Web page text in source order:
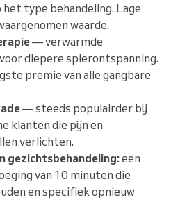
type behandeling. Lage
waarde.
— verwarmde
diepere spierontspanning.
premie van alle gangbare
— steeds populairder bij
klanten die pijn en
verlichten.
gezichtsbehandeling:een
van 10 minuten die
en specifiek opnieuw